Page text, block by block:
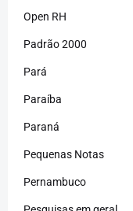
Open RH
Padrão 2000
Pará
Paraíba
Paraná
Pequenas Notas
Pernambuco